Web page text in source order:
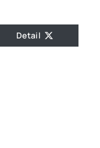
Detail